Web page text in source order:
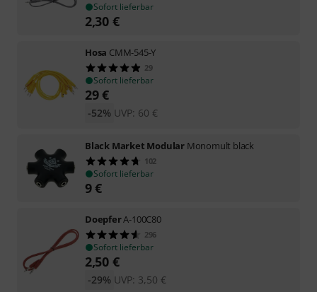
Sofort lieferbar
2,30 €
Hosa CMM-545-Y
29
Sofort lieferbar
29€
UVP: 60 €
-52%
Black Market Modular Monomult black
102
Sofort lieferbar
9€
DoepferA-100C80
296
Sofort lieferbar
2,50 €
UVP: 3,50 €
-29%